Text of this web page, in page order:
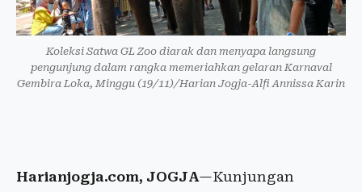
Koleksi Satwa GL Zoo diarak dan menyapa langsung
pengunjung dalam rangka memeriahkan gelaran Karnaval
Gembira Loka, Minggu (19/11)/Harian Jogja-Alfi Annissa Karin
Harianjogja.com, JOGJA—Kunjungan